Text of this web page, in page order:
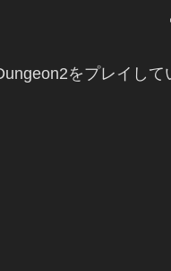
をプレイして